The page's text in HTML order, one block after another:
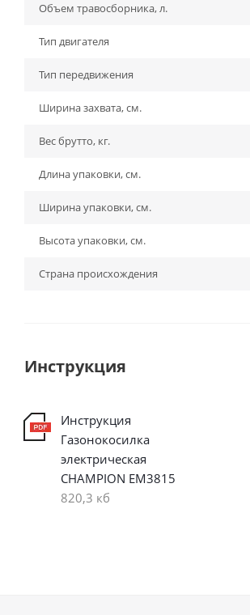
Объем травосборника, л.
Тип двигателя
Тип передвижения
Ширина захвата, см.
Вес брутто, кг.
Длина упаковки, см.
Ширина упаковки, см.
Высота упаковки, см.
Страна происхождения
Инструкция
Инструкция
Газонокосилка
электрическая
CHAMPION EM3815
820,3 кб